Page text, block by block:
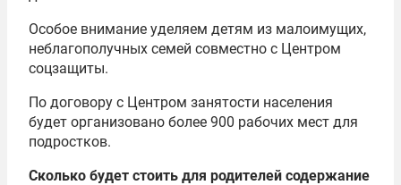
Особое внимание уделяем детям из малоимущих,
неблагополучных семей совместно с Центром
соцзащиты.
По договору с Центром занятости населения
будет организовано более 900 рабочих мест для
подростков.
Сколько будет стоить для родителей содержание